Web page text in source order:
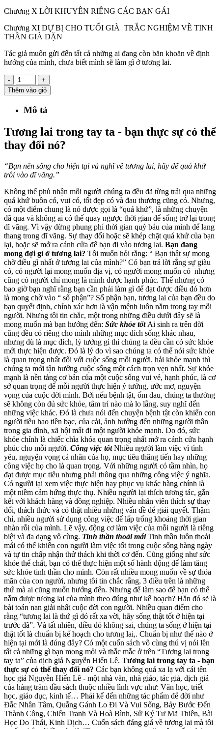
Chương X LỜI KHUYÊN RIÊNG CÁC BẠN GÁI
Chương XI DỰ BỊ CHO TUỔI GIÀ TRẮC NGHIỆM VỀ TINH
THẦN GIÀ DẶN
Tác giả muốn gửi đến tất cả những ai đang còn băn khoăn về định
hướng của mình, chưa biết mình sẽ làm gì ở tương lai.
-
+
Thêm vào giỏ
Mô tả
Tương lai trong tay ta - bạn thực sự có thể
thay đổi nó?
“Bạn nên sống cho hiện tại và nghĩ về tương lai, hãy để quá khứ
trôi vào dĩ vãng.”
Không thể phủ nhận mỗi người chúng ta đều đã từng trải qua những
quá khứ buồn có, vui có, tốt đẹp có và đau thương cũng có. Nhưng,
có một điểm chung là nó được gọi là “quá khứ”, là những chuyện
đã qua và không ai có thế quay ngược thời gian để sống trở lại trong
dĩ vãng. Vì vậy đừng phung phí thời gian quý báu của mình để lang
thang trong dĩ vãng. Sự thay đổi hoặc sẽ khép chặt quá khứ của bạn
lại, hoặc sẽ mở ra cánh cửa để bạn đi vào tương lai. Bạn đang
mong đợi gì ở tương lai? Tôi muốn hỏi rằng: “ Bạn thật sự mong
chờ điều gì nhất ở tương lai của mình?” Có bạn trả lời rằng sự giàu
có, có người lại mong muốn địa vị, có người mong muốn có nhưng
cũng có người chỉ mong là mình được hạnh phúc. Thế nhưng có
bao giờ bạn nghĩ rằng bạn cần phải làm gì để đạt được điều đó hơn
là mong chờ vào “ số phận”? Số phận bạn, tương lai của bạn đều do
bạn quyết định, chính xác hơn là vận mệnh luôn nằm trong tay mỗi
người. Nhưng tôi tin chắc, một trong những điều dưới đây sẽ là
mong muốn mà bạn hướng đến: Sức khỏe tốtAi sinh ra trên đời
cũng đều có riêng cho mình những mục đích sống khác nhau,
nhưng dù là mục đích, lý tưởng gì thì chúng ta đều cần có sức khỏe
mới thực hiện được. Đó là lý do vì sao chúng ta có thể nói sức khỏe
là quan trọng nhất đối với cuộc sống mỗi người. hải khỏe mạnh thì
chúng ta mới tận hưởng cuộc sống một cách trọn vẹn nhất. Sự khỏe
mạnh là nền tảng cơ bản của một cuộc sống vui vẻ, hạnh phúc, là cơ
sở quan trọng để mỗi người thực hiện ý tưởng, ước mơ, nguyện
vọng của cuộc đời mình. Bởi nếu bệnh tật, ốm đau, chúng ta thường
sẽ không còn đủ sức khỏe, tâm trí nào mà lo lắng, suy nghĩ đến
những việc khác. Đó là chưa nói đến chuyện bệnh tật còn khiến con
người tiêu hao tiền bạc, của cải, ảnh hưởng đến những người thân
trong gia đình, xã hội mất đi một người khỏe mạnh. Do đó, sức
khỏe chính là chiếc chìa khóa quan trọng nhất mở ra cánh cửa hạnh
phúc cho mỗi người. Công việc tốtNhiều người làm việc vì tình
yêu, nguyện vọng cá nhân của họ, mục tiêu thăng tiến hay những
công việc họ cho là quan trọng. Với những người có tầm nhìn, họ
đạt được mục tiêu nhưng phải thông qua những công việc ý nghĩa.
Có người lại xem việc thực hiện hay phục vụ khác hàng chính là
một niềm cảm hứng thực thụ. Nhiều người lại thích tương tác, gắn
kết với khách hàng và đồng nghiệp. Nhiều nhân viên thích sự thay
đổi, thách thức và có thật nhiều những vấn đề để giải quyết. Thậm
chí, nhiều người sử dụng công việc để lấp trống khoảng thời gian
nhàn rỗi của mình. Lẽ vậy, động cơ làm việc của mỗi người là riêng
biệt và đa dạng vô cùng. Tinh thần thoải máiTinh thần luôn thoải
mái có thể khiến con người làm việc tốt trong cuộc sống hàng ngày
và tự tin chấp nhận thử thách khi thời cơ đến. Cũng giống như sức
khỏe thể chất, bạn có thể thực hiện một số hành động để làm tăng
sức khỏe tinh thần cho mình. Còn rất nhiều mong muốn về sự thỏa
mãn của con người, nhưng tôi tin chắc rằng, 3 điều trên là những
thứ mà ai cũng muốn hướng đến. Nhưng để làm sao để bạn có thể
nắm được tương lai của mình theo đúng như kế hoạch? Hẳn đó sẽ là
bài toán nan giải nhất cuộc đời con người. Nhiều quan điểm cho
rằng “tương lai là thứ gì đó rất xa vời, hãy sống thật tốt ở hiện tại
trước đã”. Và tất nhiên, điều đó không sai, chúng ta sống ở hiện tại
thật tốt là chuẩn bị kế hoạch cho tương lai,. Chuẩn bị như thế nào ở
hiện tại mới là đúng đây? Có một cuốn sách vô cùng thú vị nói lên
tất cả những gì bạn mong mỏi và thắc mắc ở trên “Tương lai trong
tay ta” của dịch giả Nguyễn Hiến Lê. Tương lai trong tay ta - bạn
thực sự có thể thay đổi nó? Các bạn không quá xa lạ với cái tên
học giả Nguyễn Hiến Lê - một nhà văn, nhà giáo, tác giả, dịch giả
của hàng trăm đầu sách thuộc nhiều lĩnh vực như: Văn học, triết
học, giáo dục, kinh tế… Phải kể đến những tác phẩm để đời như
Đắc Nhân Tâm, Quẳng Gánh Lo Đi Và Vui Sống, Bảy Bước Đến
Thành Công, Chiến Tranh Và Hoà Bình, Sử Ký Tư Mã Thiên, Bài
Học Do Thái, Kinh Dịch… Cuốn sách đáng giá về tương lai mà tôi